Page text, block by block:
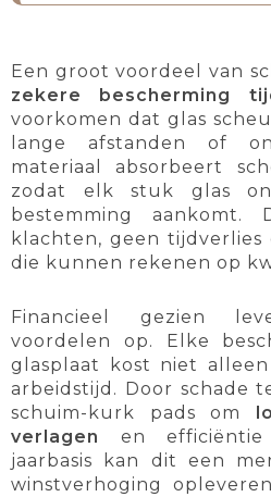
Een groot voordeel van
zekere bescherming
voorkomen dat glas
lange afstanden of
materiaal absorbeert
zodat elk stuk glas
bestemming aankomt.
klachten, geen
die kunnen rekenen op
Financieel gezien
voordelen op. Elke
glasplaat kost niet
arbeidstijd. Door schade
schuim-kurk pads om
verlagen
en
jaarbasis kan dit een
winstverhoging